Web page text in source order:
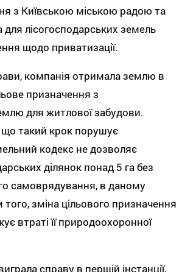
з Київською міською радою та
для лісогосподарських земель
щодо приватизації.
компанія отримала землю в
призначення з
для житлової забудови.
такий крок порушує
кодекс не дозволяє
ділянок понад 5 га без
самоврядування, в даному
зміна цільового призначення
втраті її природоохоронної
справу в першій інстанції,